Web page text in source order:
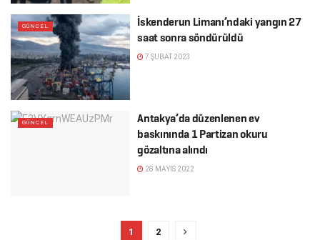
GÜNCEL
İskenderun Limanı’ndaki yangın 27
saat sonra söndürüldü
7 ŞUBAT 2023
GÜNCEL
Antakya’da düzenlenen ev
baskınında 1 Partizan okuru
gözaltına alındı
28 MAYIS 2022
1 2